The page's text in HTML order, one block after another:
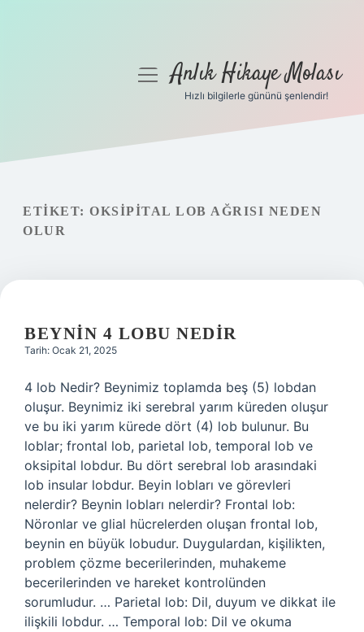
Gizlilik Politikası
Hakkımızda
menüyüAnlık Hikaye Molası
Hızlı bilgilerle gününü şenlendir!
ETIKET: OKSIPITAL LOB AĞRISI NEDEN
OLUR
BEYNIN 4 LOBU NEDIR
Tarih: Ocak 21, 2025
4 lob Nedir? Beynimiz toplamda beş (5) lobdan
oluşur. Beynimiz iki serebral yarım küreden oluşur
ve bu iki yarım kürede dört (4) lob bulunur. Bu
loblar; frontal lob, parietal lob, temporal lob ve
oksipital lobdur. Bu dört serebral lob arasındaki
lob insular lobdur. Beyin lobları ve görevleri
nelerdir? Beynin lobları nelerdir? Frontal lob:
Nöronlar ve glial hücrelerden oluşan frontal lob,
beynin en büyük lobudur. Duygulardan, kişilikten,
problem çözme becerilerinden, muhakeme
becerilerinden ve hareket kontrolünden
sorumludur. … Parietal lob: Dil, duyum ve dikkat ile
ilişkili lobdur. … Temporal lob: Dil ve okuma